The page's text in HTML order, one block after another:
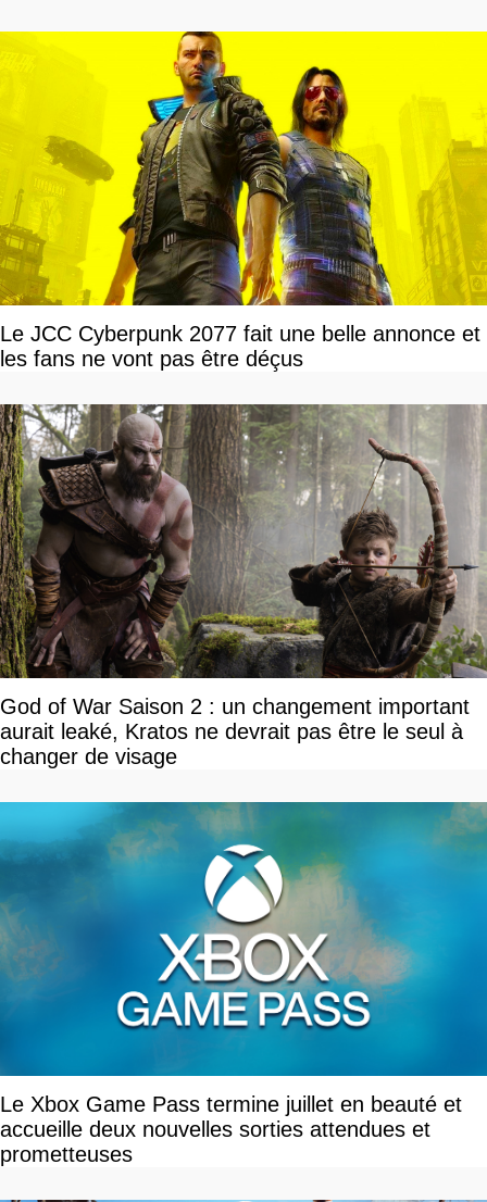
Le JCC Cyberpunk 2077 fait une belle annonce et
les fans ne vont pas être déçus
God of War Saison 2 : un changement important
aurait leaké, Kratos ne devrait pas être le seul à
changer de visage
Le Xbox Game Pass termine juillet en beauté et
accueille deux nouvelles sorties attendues et
prometteuses